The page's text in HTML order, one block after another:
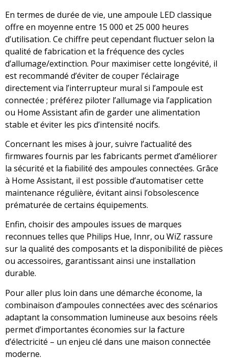
En termes de durée de vie, une ampoule LED classique
offre en moyenne entre 15 000 et 25 000 heures
d’utilisation. Ce chiffre peut cependant fluctuer selon la
qualité de fabrication et la fréquence des cycles
d’allumage/extinction. Pour maximiser cette longévité, il
est recommandé d’éviter de couper l’éclairage
directement via l’interrupteur mural si l’ampoule est
connectée ; préférez piloter l’allumage via l’application
ou Home Assistant afin de garder une alimentation
stable et éviter les pics d’intensité nocifs.
Concernant les mises à jour, suivre l’actualité des
firmwares fournis par les fabricants permet d’améliorer
la sécurité et la fiabilité des ampoules connectées. Grâce
à Home Assistant, il est possible d’automatiser cette
maintenance régulière, évitant ainsi l’obsolescence
prématurée de certains équipements.
Enfin, choisir des ampoules issues de marques
reconnues telles que Philips Hue, Innr, ou WiZ rassure
sur la qualité des composants et la disponibilité de pièces
ou accessoires, garantissant ainsi une installation
durable.
Pour aller plus loin dans une démarche économe, la
combinaison d’ampoules connectées avec des scénarios
adaptant la consommation lumineuse aux besoins réels
permet d’importantes économies sur la facture
d’électricité – un enjeu clé dans une maison connectée
moderne.